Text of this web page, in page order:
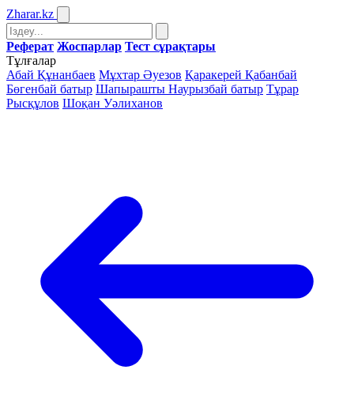
Zharar.kz
Реферат Жоспарлар Тест сұрақтары
Тұлғалар
Абай Құнанбаев Мұхтар Әуезов Қаракерей Қабанбай
Бөгенбай батыр Шапырашты Наурызбай батыр Тұрар
Рысқұлов Шоқан Уәлиханов